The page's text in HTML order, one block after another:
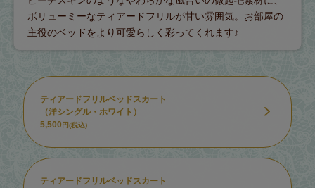
ボリューミーなティアードフリルが甘い雰囲気。お部屋の
主役のベッドをより可愛らしく彩ってくれます♪
ティアードフリルベッドスカート
（洋シングル・ホワイト）
5,500 円(税込)
ティアードフリルベッドスカート